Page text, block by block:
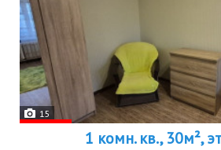
15
1 комн. кв., 30м²,